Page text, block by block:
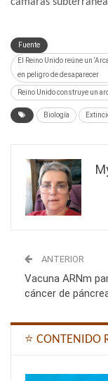
Fuente
El Reino Unido reúne un
en peligro de desaparecer
Reino Unido construye un
Biología
ANTERIOR
Vacuna ARNm
cáncer de
⭐ CONTENIDO